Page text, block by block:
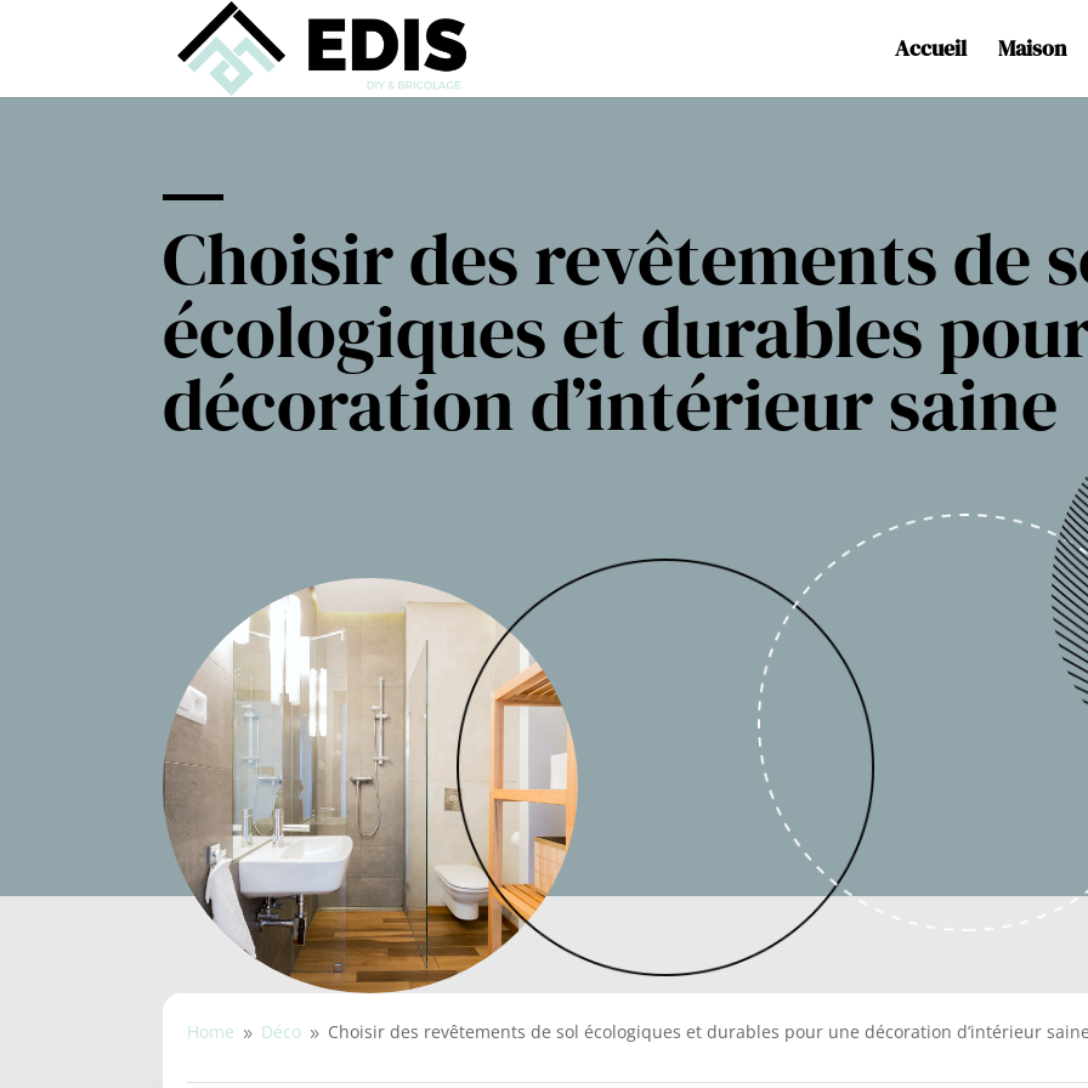
Accueil Maison
Choisir des revêtements de
écologiques et durables
décoration d’intérieur saine
Home 9 Déco 9 Choisir des revêtements de sol écologiques et durables pour une décoration d’intérieur